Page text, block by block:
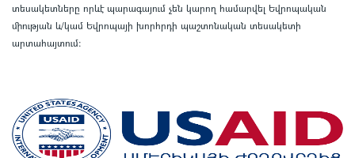
տեսակետները որևէ պարագայում չեն կարող համարվել Եվրոպական
միության և/կամ Եվրոպայի խորհրդի պաշտոնական տեսակետի
արտահայտում: